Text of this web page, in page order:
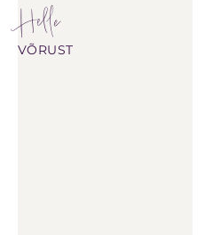
Helle
VÕRUST